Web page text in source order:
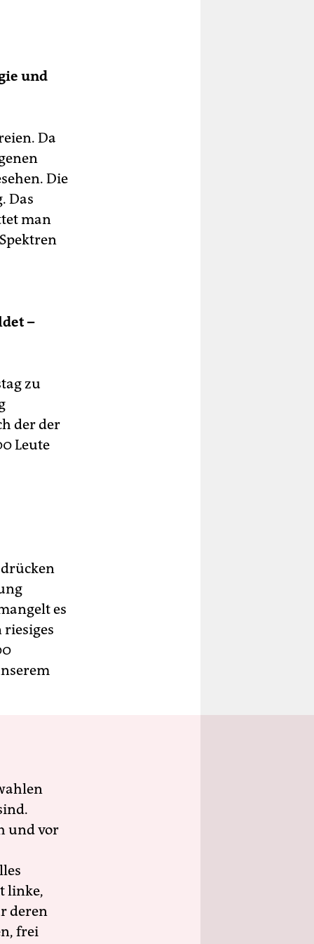
und
Da
Die
Das
man
–
zu
der der
Leute
es
und vor
linke,
deren
frei